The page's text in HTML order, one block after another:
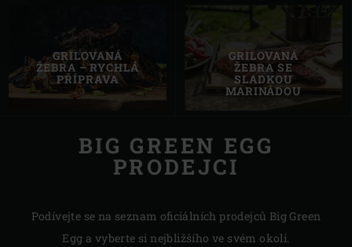
GRILOVANÁ
ŽEBRA – RYCHLÁ
PŘÍPRAVA
GRILOVANÁ
ŽEBRA SE
SLADKOU
MARINÁDOU
BIG GREEN EGG
PRODEJCI
Podívejte se na seznam oficiálních prodejců Big Green
Egg a vyberte si nejbližšího ve svém okolí.